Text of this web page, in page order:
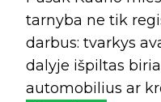
tarnyba ne tik
darbus: tvarkys
dalyje išpiltas
automobilius ar